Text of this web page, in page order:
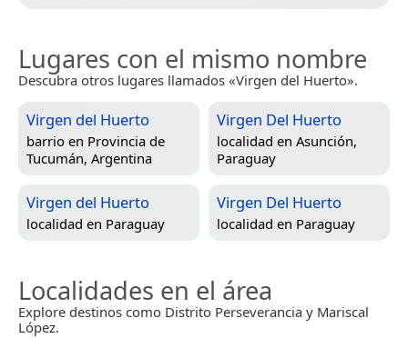
Lugares con el mismo nombre
Descubra otros lugares llamados «Virgen del Huerto».
Virgen del Huerto
barrio en Provincia de
Tucumán, Argentina
Virgen Del Huerto
localidad en Asunción,
Paraguay
Virgen del Huerto
localidad en Paraguay
Virgen Del Huerto
localidad en Paraguay
Localidades en el área
Explore destinos como Distrito Perseverancia y Mariscal
López.